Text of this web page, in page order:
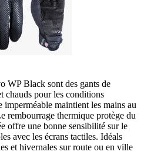
WP Black sont des gants de
chauds pour les conditions
imperméable maintient les mains au
rembourrage thermique protège du
offre une bonne sensibilité sur le
avec les écrans tactiles. Idéals
et hivernales sur route ou en ville